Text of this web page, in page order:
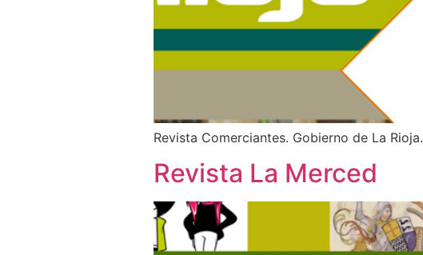
Revista Comerciantes. Gobierno de La Rioja.
Revista La Merced